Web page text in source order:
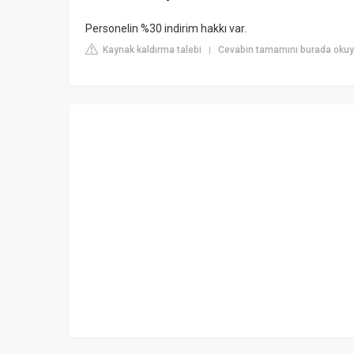
Personelin %30 indirim hakkı var.
Kaynak kaldırma talebi | Cevabın tamamını burada